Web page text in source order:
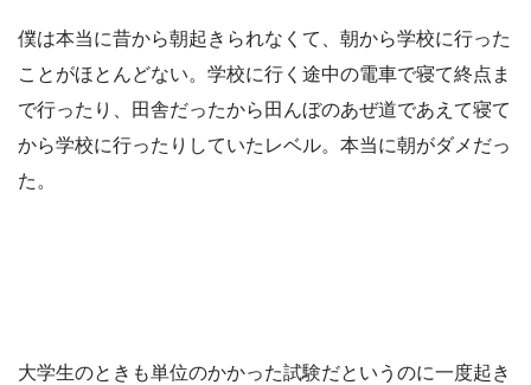
僕は本当に昔から朝起きられなくて、朝から学校に行った
ことがほとんどない。学校に行く途中の電車で寝て終点ま
で行ったり、田舎だったから田んぼのあぜ道であえて寝て
から学校に行ったりしていたレベル。本当に朝がダメだっ
た。
大学生のときも単位のかかった試験だというのに一度起き